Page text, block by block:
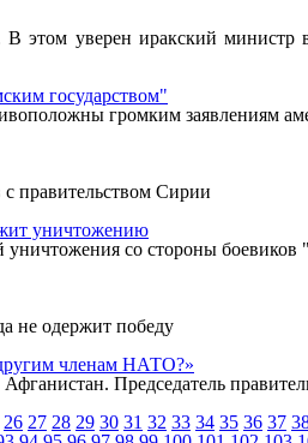
уверен иракский министр
государством"
громким заявлениям
правительством Сирии
уничтожению
со стороны
не одержит победу
членам НАТО?»
Председатель
26 27 28 29 30 31 32 33 34 35 36 37